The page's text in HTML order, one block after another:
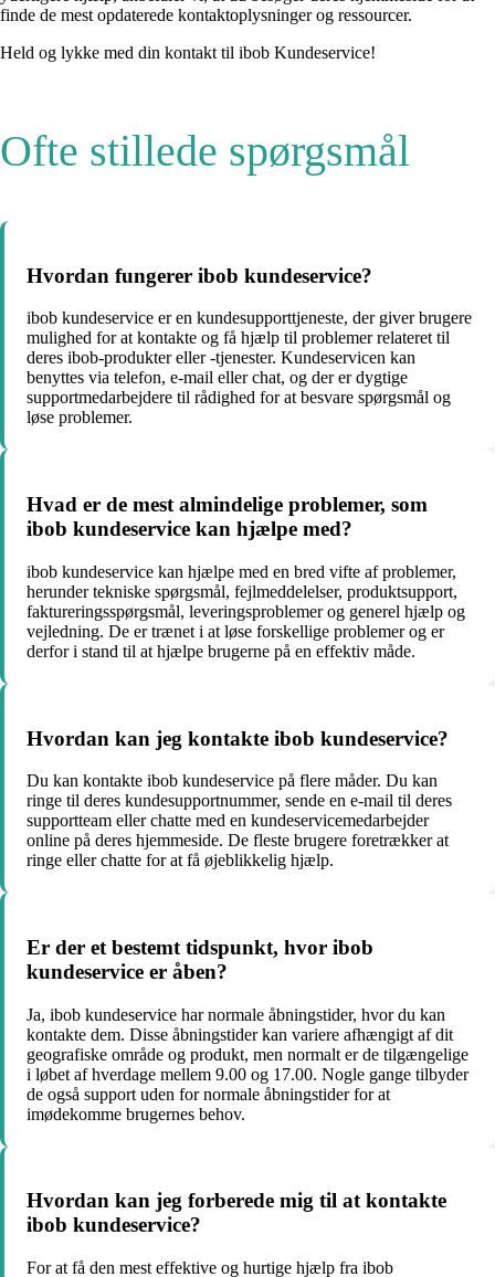
finde de mest opdaterede kontaktoplysninger og ressourcer.
Held og lykke med din kontakt til ibob Kundeservice!
Ofte stillede spørgsmål
Hvordan fungerer ibob kundeservice?
ibob kundeservice er en kundesupporttjeneste, der giver brugere
mulighed for at kontakte og få hjælp til problemer relateret til
deres ibob-produkter eller -tjenester. Kundeservicen kan
benyttes via telefon, e-mail eller chat, og der er dygtige
supportmedarbejdere til rådighed for at besvare spørgsmål og
løse problemer.
Hvad er de mest almindelige problemer, som
ibob kundeservice kan hjælpe med?
ibob kundeservice kan hjælpe med en bred vifte af problemer,
herunder tekniske spørgsmål, fejlmeddelelser, produktsupport,
faktureringsspørgsmål, leveringsproblemer og generel hjælp og
vejledning. De er trænet i at løse forskellige problemer og er
derfor i stand til at hjælpe brugerne på en effektiv måde.
Hvordan kan jeg kontakte ibob kundeservice?
Du kan kontakte ibob kundeservice på flere måder. Du kan
ringe til deres kundesupportnummer, sende en e-mail til deres
supportteam eller chatte med en kundeservicemedarbejder
online på deres hjemmeside. De fleste brugere foretrækker at
ringe eller chatte for at få øjeblikkelig hjælp.
Er der et bestemt tidspunkt, hvor ibob
kundeservice er åben?
Ja, ibob kundeservice har normale åbningstider, hvor du kan
kontakte dem. Disse åbningstider kan variere afhængigt af dit
geografiske område og produkt, men normalt er de tilgængelige
i løbet af hverdage mellem 9.00 og 17.00. Nogle gange tilbyder
de også support uden for normale åbningstider for at
imødekomme brugernes behov.
Hvordan kan jeg forberede mig til at kontakte
ibob kundeservice?
For at få den mest effektive og hurtige hjælp fra ibob